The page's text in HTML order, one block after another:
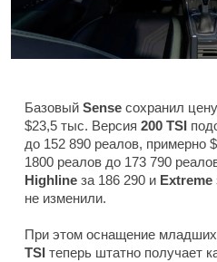
Базовый Sense сохранил
$23,5 тыс. Версия 200 TSI
до 152 890 реалов, примерно
1800 реалов до 173 790
Highline за 186 290 и Extreme
не изменили.
При этом оснащение
TSI теперь штатно получает